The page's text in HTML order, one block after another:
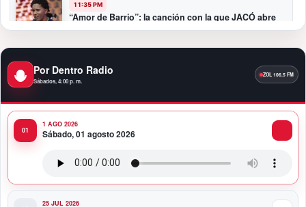
11:35 PM
“Amor de Barrio”: la canción con la que JACÓ abre
un nuevo capítulo en la bachata
Presidente Abinader participa en la transmisión de
mando presidencial de Abelardo de la Espriella en
10:34 PM
Presidente Abinader participa en la transmisión de
Colombia
Por Dentro Radio
Sábados, 4:00 p. m.
1 AGO 2026
Sábado, 01 agosto 2026
25 JUL 2026